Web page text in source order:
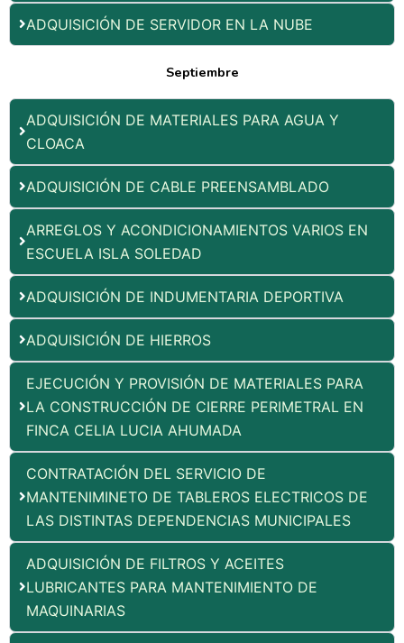
ADQUISICIÓN DE SERVIDOR EN LA NUBE
Septiembre
ADQUISICIÓN DE MATERIALES PARA AGUA Y
CLOACA
ADQUISICIÓN DE CABLE PREENSAMBLADO
ARREGLOS Y ACONDICIONAMIENTOS VARIOS EN
ESCUELA ISLA SOLEDAD
ADQUISICIÓN DE INDUMENTARIA DEPORTIVA
ADQUISICIÓN DE HIERROS
EJECUCIÓN Y PROVISIÓN DE MATERIALES PARA
LA CONSTRUCCIÓN DE CIERRE PERIMETRAL EN
FINCA CELIA LUCIA AHUMADA
CONTRATACIÓN DEL SERVICIO DE
MANTENIMINETO DE TABLEROS ELECTRICOS DE
LAS DISTINTAS DEPENDENCIAS MUNICIPALES
ADQUISICIÓN DE FILTROS Y ACEITES
LUBRICANTES PARA MANTENIMIENTO DE
MAQUINARIAS